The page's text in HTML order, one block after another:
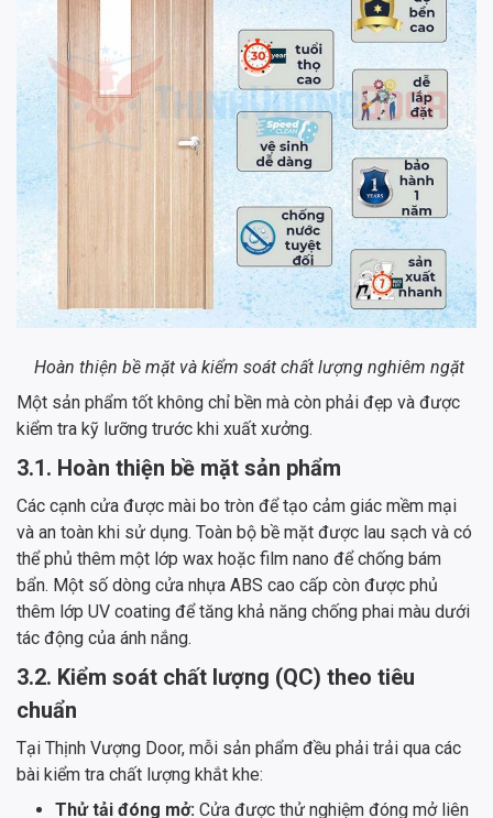
Hoàn thiện bề mặt và kiểm soát chất lượng nghiêm ngặt
Một sản phẩm tốt không chỉ bền mà còn phải đẹp và được
kiểm tra kỹ lưỡng trước khi xuất xưởng.
3.1. Hoàn thiện bề mặt sản phẩm
Các cạnh cửa được mài bo tròn để tạo cảm giác mềm mại
và an toàn khi sử dụng. Toàn bộ bề mặt được lau sạch và có
thể phủ thêm một lớp wax hoặc film nano để chống bám
bẩn. Một số dòng cửa nhựa ABS cao cấp còn được phủ
thêm lớp UV coating để tăng khả năng chống phai màu dưới
tác động của ánh nắng.
3.2. Kiểm soát chất lượng (QC) theo tiêu
chuẩn
Tại Thịnh Vượng Door, mỗi sản phẩm đều phải trải qua các
bài kiểm tra chất lượng khắt khe:
Thử tải đóng mở: Cửa được thử nghiệm đóng mở liên